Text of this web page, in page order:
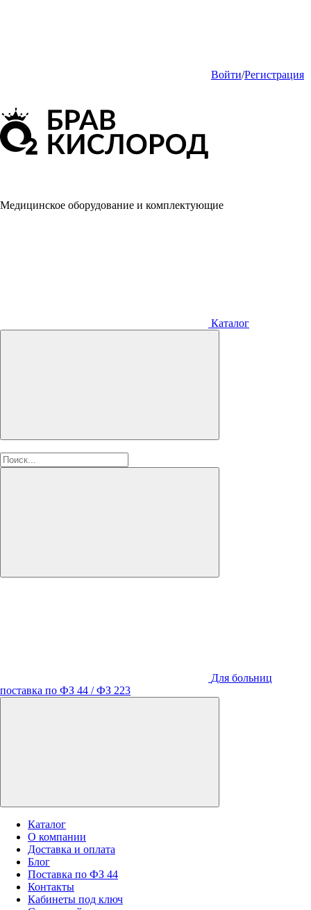
Войти/Регистрация
Медицинское оборудование и комплектующие
Каталог
Для больниц
поставка по ФЗ 44 / ФЗ 223
Каталог
О компании
Доставка и оплата
Блог
Поставка по ФЗ 44
Контакты
Кабинеты под ключ